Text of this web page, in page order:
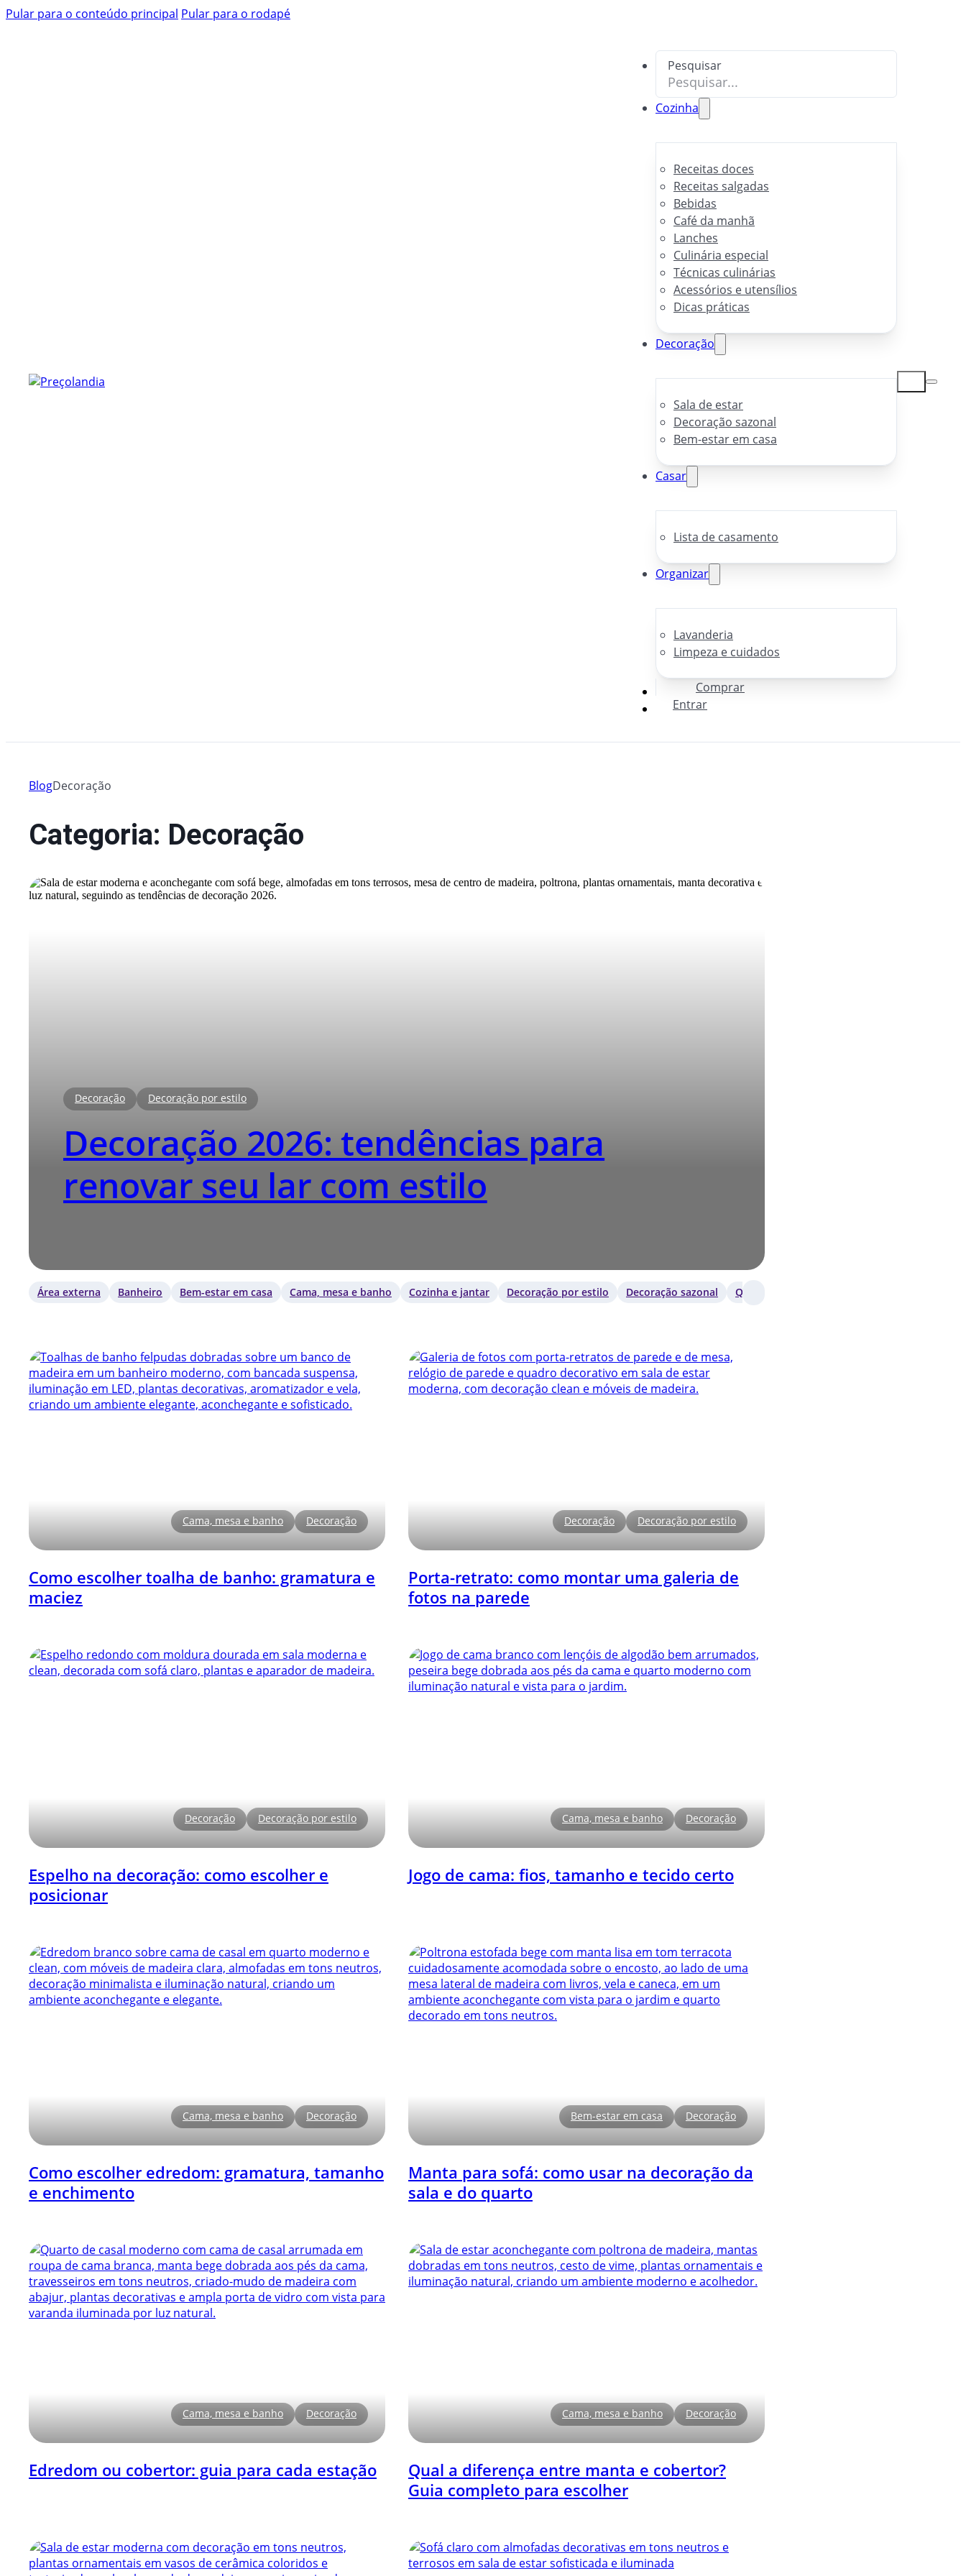
Pular para o conteúdo principal Pular para o rodapé
Pesquisar
Cozinha
Receitas doces
Receitas salgadas
Bebidas
Café da manhã
Lanches
Culinária especial
Técnicas culinárias
Acessórios e utensílios
Dicas práticas
Decoração
Sala de estar
Decoração sazonal
Bem-estar em casa
Casar
Lista de casamento
Organizar
Lavanderia
Limpeza e cuidados
Comprar
Entrar
Pesquisar
BlogDecoração
Categoria: Decoração
Decoração Decoração por estilo
Decoração 2026: tendências para
renovar seu lar com estilo
Área externa Banheiro Bem-estar em casa Cama, mesa e banho Cozinha e jantar Decoração por estilo Decoração sazonal Quarto
Cama, mesa e banho Decoração
Como escolher toalha de banho: gramatura e
maciez
Decoração Decoração por estilo
Porta-retrato: como montar uma galeria de
fotos na parede
Decoração Decoração por estilo
Espelho na decoração: como escolher e
posicionar
Cama, mesa e banho Decoração
Jogo de cama: fios, tamanho e tecido certo
Cama, mesa e banho Decoração
Como escolher edredom: gramatura, tamanho
e enchimento
Bem-estar em casa Decoração
Manta para sofá: como usar na decoração da
sala e do quarto
Cama, mesa e banho Decoração
Edredom ou cobertor: guia para cada estação
Cama, mesa e banho Decoração
Qual a diferença entre manta e cobertor?
Guia completo para escolher